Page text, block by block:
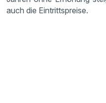
auch die Eintrittspreise.